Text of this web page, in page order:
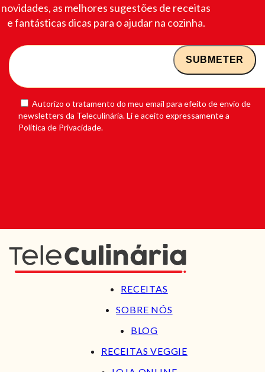
novidades, as melhores sugestões de receitas
e fantásticas dicas para o ajudar na cozinha.
Autorizo o tratamento do meu email para efeito de envio de
newsletters da Teleculinária. Li e aceito expressamente a
Política de Privacidade.
RECEITAS
SOBRE NÓS
BLOG
RECEITAS VEGGIE